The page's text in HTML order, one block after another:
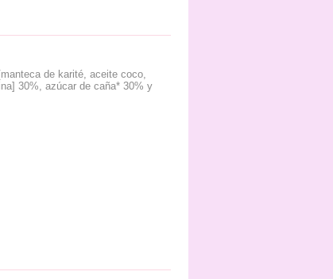
de karité, aceite coco,
30%, azúcar de caña* 30% y